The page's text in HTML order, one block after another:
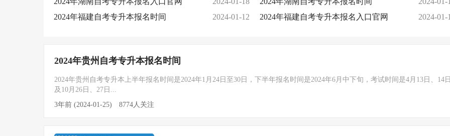
​2024年福建自考专升本报名时间
2024-01-12 2024年福建自考专升本报名入口官网 2024-01-
2024年贵州自考专升本报名时间
2024年贵州自考专升本上半年报名时间是2024年1月24日至30日，下半年报名时间是2024年6月中下旬，考试时间是4月13日、14
及10月26日、27日...
3年前 (2024-01-25)
8774人关注